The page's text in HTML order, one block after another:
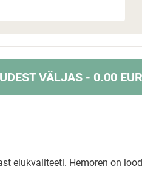
VÄLJAS - 0.00 EUR
Hemoren on